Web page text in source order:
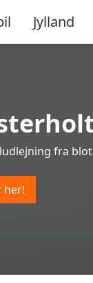
Jylland
fra blot
her!